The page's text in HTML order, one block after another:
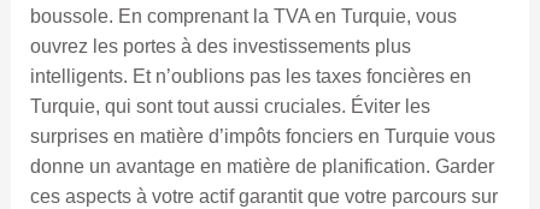
boussole. En comprenant la TVA en Turquie, vous
ouvrez les portes à des investissements plus
intelligents. Et n’oublions pas les taxes foncières en
Turquie, qui sont tout aussi cruciales. Éviter les
surprises en matière d’impôts fonciers en Turquie vous
donne un avantage en matière de planification. Garder
ces aspects à votre actif garantit que votre parcours sur